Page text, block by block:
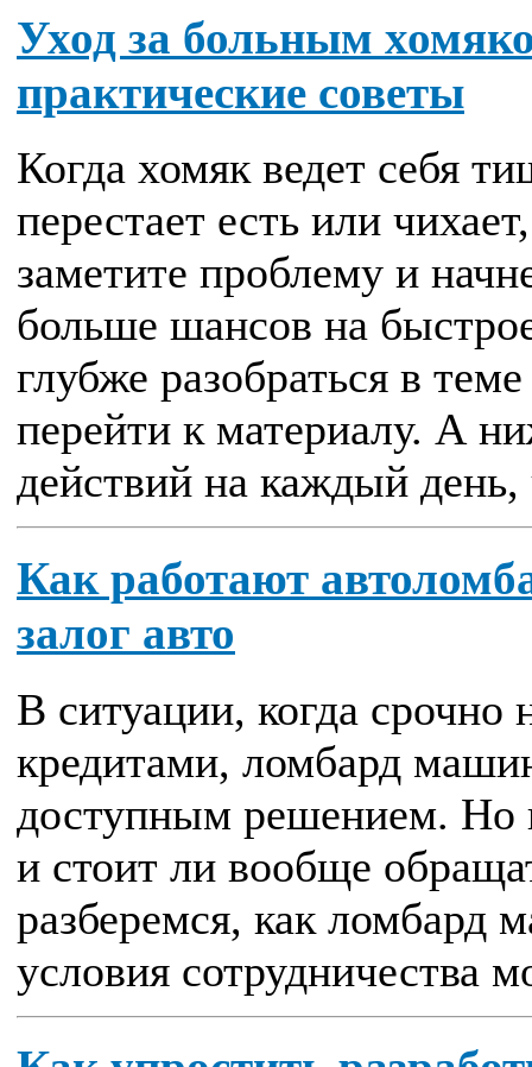
Уход за больным
практические советы
Когда хомяк ведет себя
перестает есть или
заметите проблему и
больше шансов на
глубже разобраться в
перейти к материалу. А
действий на каждый
Как работают
залог авто
В ситуации, когда
кредитами, ломбард
доступным решением. Но
и стоит ли вообще
разберемся, как ломбард
условия сотрудничества